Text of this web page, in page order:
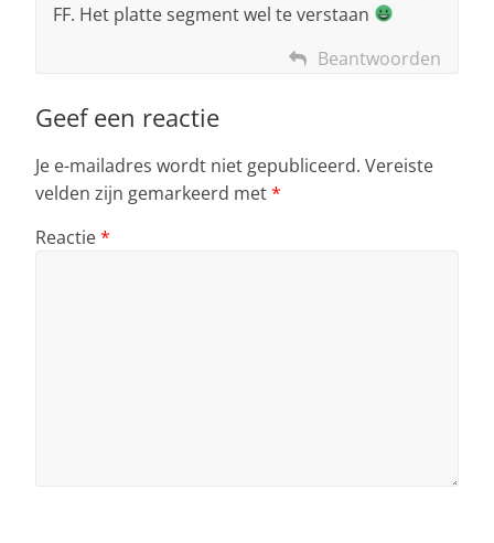
FF. Het platte segment wel te verstaan
Beantwoorden
Geef een reactie
Je e-mailadres wordt niet gepubliceerd. Vereiste
velden zijn gemarkeerd met*
Reactie*